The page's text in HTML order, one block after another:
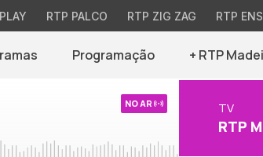
RTP PALCO RTP ZIG ZAG RTP
Programação + RTP
NO AR TV
RTP